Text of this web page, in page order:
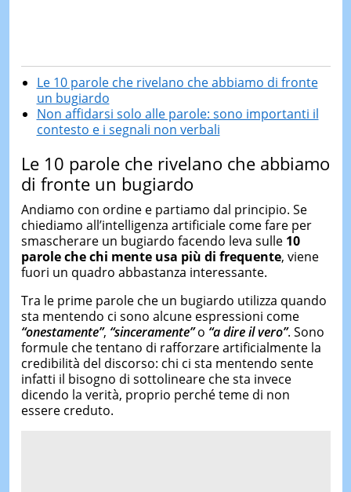
Le 10 parole che rivelano che abbiamo di fronte
un bugiardo
Non affidarsi solo alle parole: sono importanti il
contesto e i segnali non verbali
Le 10 parole che rivelano che abbiamo
di fronte un bugiardo
Andiamo con ordine e partiamo dal principio. Se
chiediamo all’intelligenza artificiale come fare per
smascherare un bugiardo facendo leva sulle 10
parole che chi mente usa più di frequente, viene
fuori un quadro abbastanza interessante.
Tra le prime parole che un bugiardo utilizza quando
sta mentendo ci sono alcune espressioni come
“onestamente”, “sinceramente”o “a dire il vero”. Sono
formule che tentano di rafforzare artificialmente la
credibilità del discorso: chi ci sta mentendo sente
infatti il bisogno di sottolineare che sta invece
dicendo la verità, proprio perché teme di non
essere creduto.